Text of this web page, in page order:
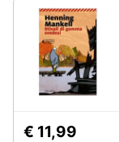
€ 11,99